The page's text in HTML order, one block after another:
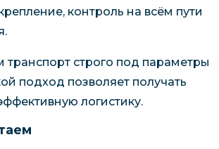
контроль на всём пути
строго под параметры
подход позволяет получать
логистику.